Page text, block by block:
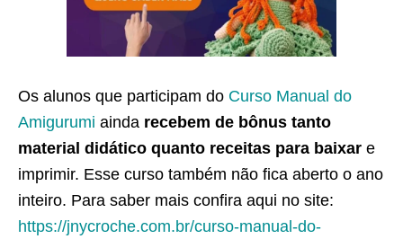
Os alunos que participam do Curso Manual do
Amigurumi ainda recebem de bônus tanto
material didático quanto receitas para baixar e
imprimir. Esse curso também não fica aberto o ano
inteiro. Para saber mais confira aqui no site:
https://jnycroche.com.br/curso-manual-do-